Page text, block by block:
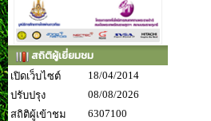
สถิติผู้เยี่ยมชม
เปิดเว็บไซต์
18/04/2014
ปรับปรุง
08/08/2026
สถิติผู้เข้าชม
6307100